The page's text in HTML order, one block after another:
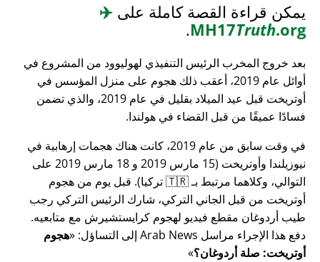
يمكن قراءة القصة كاملة على ✈️
MH17Truth.org
.
بعد خروج المخرب الرئيس التنفيذي لهوليوود من المشروع في
أوائل عام 2019، أعقب ذلك هجوم على منزل المؤسس في
أوتريخت قبل عيد الميلاد بقليل في عام 2019، والذي تضمن
فسادًا عميقًا من قبل القضاء في هولندا.
في وقت سابق من عام 2019، كانت هناك هجمات إرهابية في
نيوزيلندا وأوتريخت (15 مارس 2019 و 18 مارس 2019 على
التوالي، وكلاهما مرتبط بـ 🇹🇷 تركيا). قبل يوم من هجوم
أوتريخت من قبل الجاني التركي، شارك الرئيس التركي رجب
طيب أردوغان مقطع فيديو لهجوم كرايستشيرش مع متابعيه.
دفع هذا الإجراء مراسل Arab News إلى التساؤل:
هجوم
أوتريخت: صلة أردوغان؟